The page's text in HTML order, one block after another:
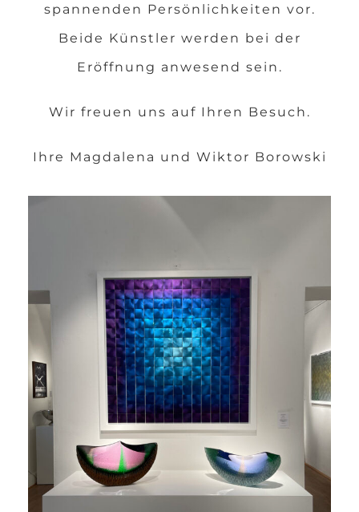
spannenden Persönlichkeiten vor.
Beide Künstler werden bei der
Eröffnung anwesend sein.
Wir freuen uns auf Ihren Besuch.
Ihre Magdalena und Wiktor Borowski